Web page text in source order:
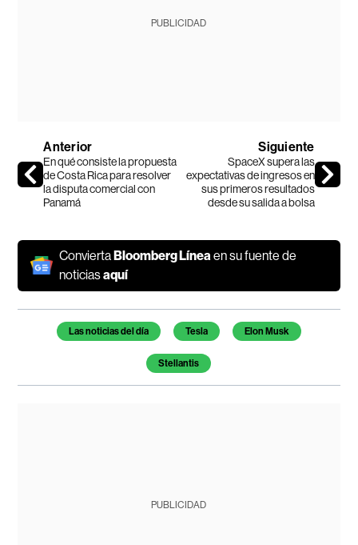
PUBLICIDAD
Anterior
En qué consiste la propuesta
de Costa Rica para resolver
la disputa comercial con
Panamá
Siguiente
SpaceX supera las
expectativas de ingresos en
sus primeros resultados
desde su salida a bolsa
ConviertaBloomberg Línea en su fuente de
noticiasaquí
Temas de este artículo
Las noticias del día Tesla Elon Musk
Stellantis
PUBLICIDAD